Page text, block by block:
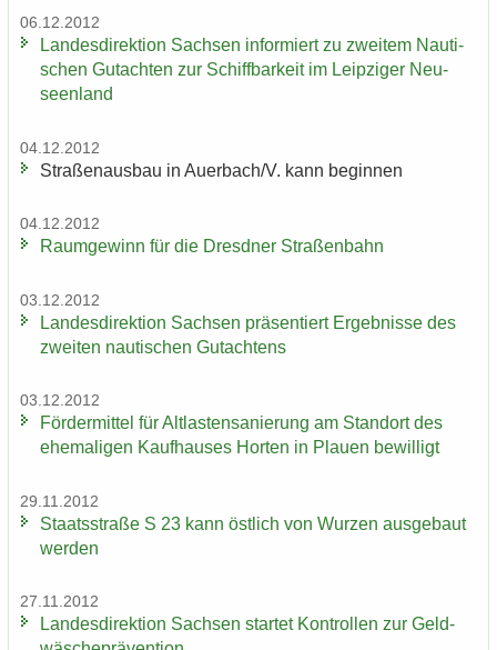
06.12.2012
Lan­des­di­rek­ti­on Sach­sen in­for­miert zu zwei­tem Nau­ti­
schen Gut­ach­ten zur Schiff­bar­keit im Leip­zi­ger Neu­
seen­land
04.12.2012
Stra­ßen­aus­bau in Au­er­bach/V. kann be­gin­nen
04.12.2012
Raum­ge­winn für die Dresd­ner Stra­ßen­bahn
03.12.2012
Lan­des­di­rek­ti­on Sach­sen prä­sen­tiert Er­geb­nis­se des
zwei­ten nau­ti­schen Gut­ach­tens
03.12.2012
För­der­mit­tel für Alt­las­ten­sa­nie­rung am Stand­ort des
ehe­ma­li­gen Kauf­hau­ses Hor­ten in Plau­en be­wil­ligt
29.11.2012
Staats­stra­ße S 23 kann öst­lich von Wur­zen aus­ge­baut
wer­den
27.11.2012
Lan­des­di­rek­ti­on Sach­sen star­tet Kon­trol­len zur Geld­